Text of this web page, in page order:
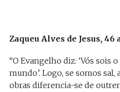
Zaqueu Alves de Jesus, 46
“O Evangelho diz: ‘Vós sois
mundo’. Logo, se somos sal,
obras diferencia-se de